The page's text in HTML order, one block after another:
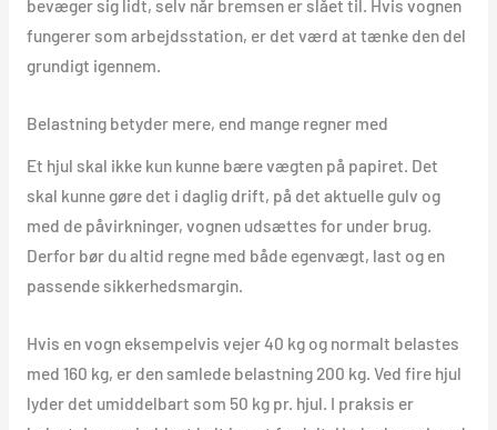
bevæger sig lidt, selv når bremsen er slået til. Hvis vognen
fungerer som arbejdsstation, er det værd at tænke den del
grundigt igennem.
Belastning betyder mere, end mange regner med
Et hjul skal ikke kun kunne bære vægten på papiret. Det
skal kunne gøre det i daglig drift, på det aktuelle gulv og
med de påvirkninger, vognen udsættes for under brug.
Derfor bør du altid regne med både egenvægt, last og en
passende sikkerhedsmargin.
Hvis en vogn eksempelvis vejer 40 kg og normalt belastes
med 160 kg, er den samlede belastning 200 kg. Ved fire hjul
lyder det umiddelbart som 50 kg pr. hjul. I praksis er